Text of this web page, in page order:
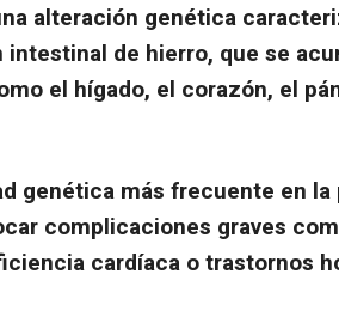
alteración genética
de hierro, que se
el hígado, el corazón, el
genética más frecuente en la
complicaciones graves
cardíaca o trastornos